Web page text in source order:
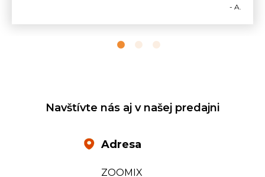
- A.
Navštívte nás aj v našej predajni
Adresa
ZOOMIX